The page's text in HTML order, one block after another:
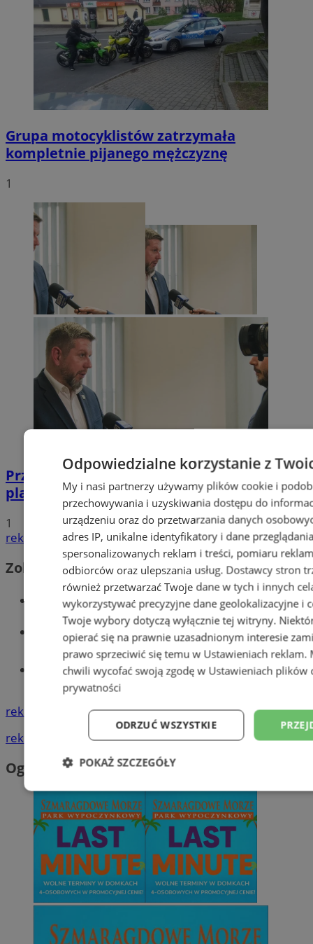
Grupa motocyklistów zatrzymała
kompletnie pijanego mężczyznę
1
Przyszłość Wodzisławia Śląskiego:
planowane inwestycje na 2025 rok
1
reklama
Zobacz również
Wiadomości kryminalne w Wodzisławiu
Wiadomości lokalne
Tworzenie stron www - Wodzisław
Śląski
reklama
reklama
Ogłoszenia
Odpowiedzialne korzystanie z
My i nasi partnerzy używamy plików cookie i
przechowywania i uzyskiwania dostępu do
urządzeniu oraz do przetwarzania danych
adres IP, unikalne identyfikatory i dane
spersonalizowanych reklam i treści, pomiaru
odbiorców oraz ulepszania usług. Dostawcy stron
również przetwarzać Twoje dane w tych i innych
wykorzystywać precyzyjne dane geolokalizacyjne i
Twoje wybory dotyczą wyłącznie tej witryny.
opierać się na prawnie uzasadnionym interesie
prawo sprzeciwić się temu w Ustawieniach reklam.
chwili wycofać swoją zgodę w Ustawieniach plików
prywatności
ODRZUĆ WSZYSTKIE
POKAŻ SZCZEGÓŁY
Niezbędne Wydajność
Niesklasyfikowane